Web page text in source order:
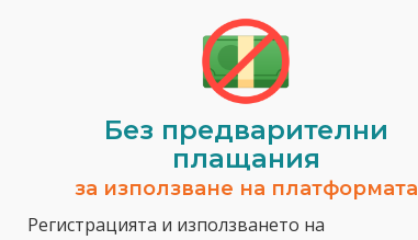
Без предварителни
плащания
за използване на платформата
Регистрацията и използването на